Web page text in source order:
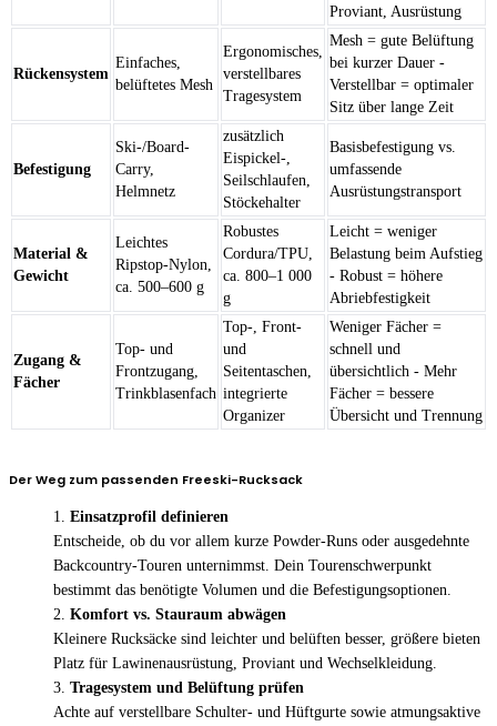
Proviant, Ausrüstung
Rückensystem
Einfaches,
belüftetes Mesh
Ergonomisches,
verstellbares
Tragesystem
Mesh = gute Belüftung
bei kurzer Dauer -
Verstellbar = optimaler
Sitz über lange Zeit
Befestigung
Ski-/Board-
Carry,
Helmnetz
zusätzlich
Eispickel-,
Seilschlaufen,
Stöckehalter
Basisbefestigung vs.
umfassende
Ausrüstungstransport
Material &
Gewicht
Leichtes
Ripstop-Nylon,
ca. 500–600 g
Robustes
Cordura/TPU,
ca. 800–1 000
g
Leicht = weniger
Belastung beim Aufstieg
- Robust = höhere
Abriebfestigkeit
Zugang &
Fächer
Top- und
Frontzugang,
Trinkblasenfach
Top-, Front-
und
Seitentaschen,
integrierte
Organizer
Weniger Fächer =
schnell und
übersichtlich - Mehr
Fächer = bessere
Übersicht und Trennung
Der Weg zum passenden Freeski-Rucksack
Einsatzprofil definieren
Entscheide, ob du vor allem kurze Powder-Runs oder ausgedehnte
Backcountry-Touren unternimmst. Dein Tourenschwerpunkt
bestimmt das benötigte Volumen und die Befestigungsoptionen.
Komfort vs. Stauraum abwägen
Kleinere Rucksäcke sind leichter und belüften besser, größere bieten
Platz für Lawinenausrüstung, Proviant und Wechselkleidung.
Tragesystem und Belüftung prüfen
Achte auf verstellbare Schulter- und Hüftgurte sowie atmungsaktive